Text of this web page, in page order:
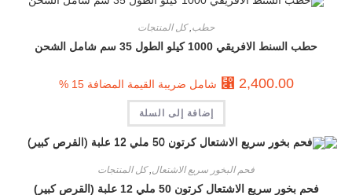
حطب ,كل المنتجات
حطب السنط الافريقي 1000 كيلو الطول 35 سم شامل الشحن
⃁ 2,400.00 شامل ضريبة القيمة المضافة 15 %
إضافة إلى السلة
فحم البخور سريع الاشتعال ,كل المنتجات
فحم بخور سريع الاشتعال كرتون 50 ملي 12 علبة (القرص كبير)